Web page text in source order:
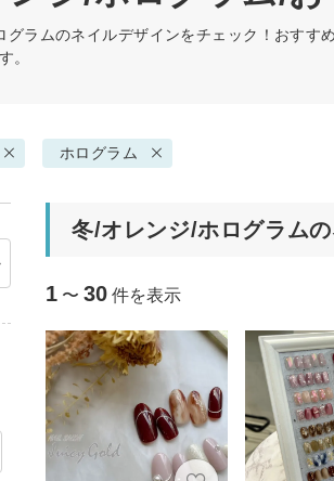
グラムのネイルデザインをチェック！おすす
。
ホログラム
冬/オレンジ/ホログラム
1 〜 30 件を表示